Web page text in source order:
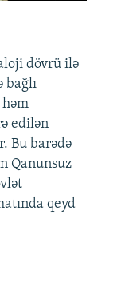
dövrü ilə
bağlı
edilən
Bu barədə
Qanunsuz
qeyd